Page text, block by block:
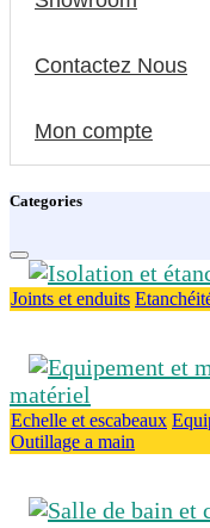
Contactez Nous
Mon compte
Categories
Joints et enduits
matériel
Echelle et escabeaux
Outillage a main